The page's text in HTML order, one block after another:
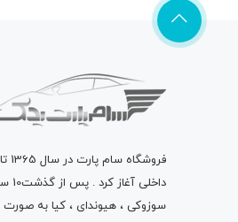
فروشگاه سام پارت
سوزوکی ، هیوندای ، کیا به